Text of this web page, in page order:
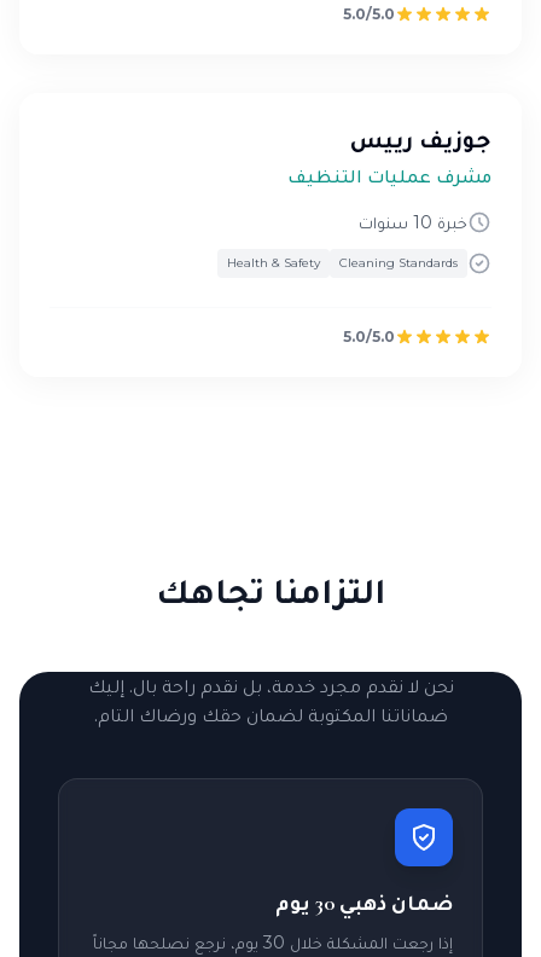
5.0/5.0
جوزيف رييس
مشرف عمليات التنظيف
خبرة 10 سنوات
Cleaning Standards
Health & Safety
5.0/5.0
التزامنا تجاهك
نحن لا نقدم مجرد خدمة، بل نقدم راحة بال. إليك
ضماناتنا المكتوبة لضمان حقك ورضاك التام.
ضمان ذهبي 30 يوم
إذا رجعت المشكلة خلال 30 يوم، نرجع نصلحها مجاناً